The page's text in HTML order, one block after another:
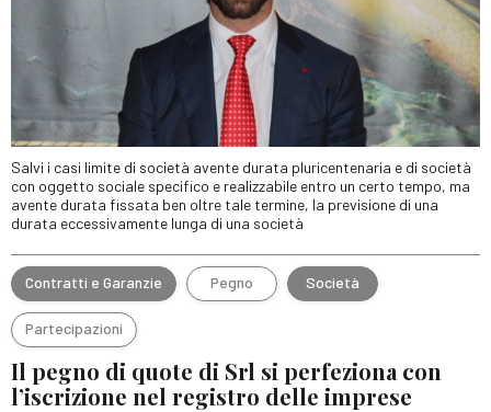
Salvi i casi limite di società avente durata pluricentenaria e di società
con oggetto sociale specifico e realizzabile entro un certo tempo, ma
avente durata fissata ben oltre tale termine, la previsione di una
durata eccessivamente lunga di una società
Contratti e Garanzie Pegno Società
Partecipazioni
Il pegno di quote di Srl si perfeziona con
l’iscrizione nel registro delle imprese